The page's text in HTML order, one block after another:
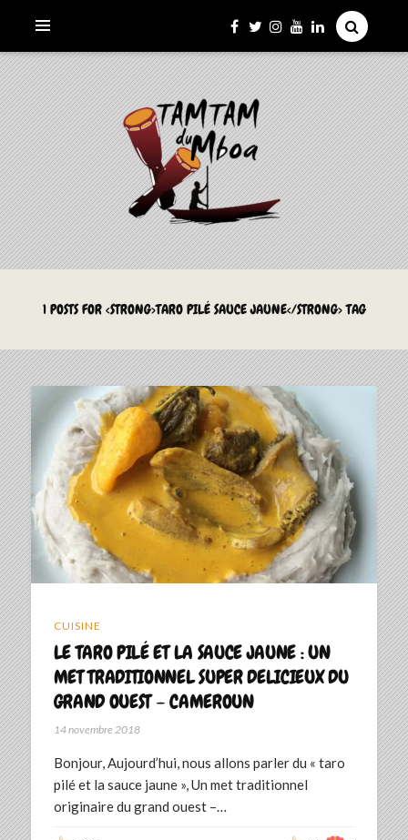
LE TAMTAM DU MBOA
La Culture du Mboa Dévoilée !
1 POSTS FOR <STRONG>TARO PILÉ SAUCE JAUNE</STRONG> TAG
CUISINE
LE TARO PILÉ ET LA SAUCE JAUNE : UN
MET TRADITIONNEL SUPER DELICIEUX DU
GRAND OUEST – CAMEROUN
14 novembre 2018
Bonjour, Aujourd’hui, nous allons parler du « taro
pilé et la sauce jaune », Un met traditionnel
originaire du grand ouest –…